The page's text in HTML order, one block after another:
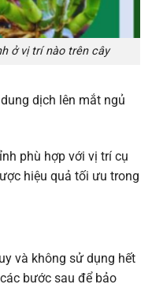
ở vị trí nào trên cây
dịch lên mắt ngủ
phù hợp với vị trí cụ
hiệu quả tối ưu trong
và không sử dụng hết
bước sau để bảo